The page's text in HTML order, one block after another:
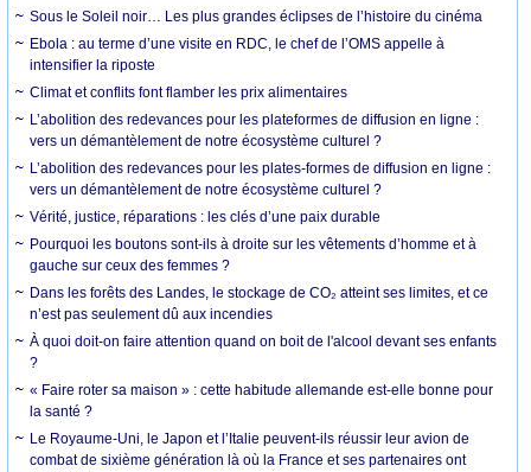
Sous le Soleil noir… Les plus grandes éclipses de l’histoire du cinéma
Ebola : au terme d’une visite en RDC, le chef de l’OMS appelle à
intensifier la riposte
Climat et conflits font flamber les prix alimentaires
L’abolition des redevances pour les plateformes de diffusion en ligne :
vers un démantèlement de notre écosystème culturel ?
L’abolition des redevances pour les plates-formes de diffusion en ligne :
vers un démantèlement de notre écosystème culturel ?
Vérité, justice, réparations : les clés d’une paix durable
Pourquoi les boutons sont-ils à droite sur les vêtements d’homme et à
gauche sur ceux des femmes ?
Dans les forêts des Landes, le stockage de CO₂ atteint ses limites, et ce
n’est pas seulement dû aux incendies
À quoi doit-on faire attention quand on boit de l'alcool devant ses enfants
?
« Faire roter sa maison » : cette habitude allemande est-elle bonne pour
la santé ?
Le Royaume-Uni, le Japon et l’Italie peuvent-ils réussir leur avion de
combat de sixième génération là où la France et ses partenaires ont